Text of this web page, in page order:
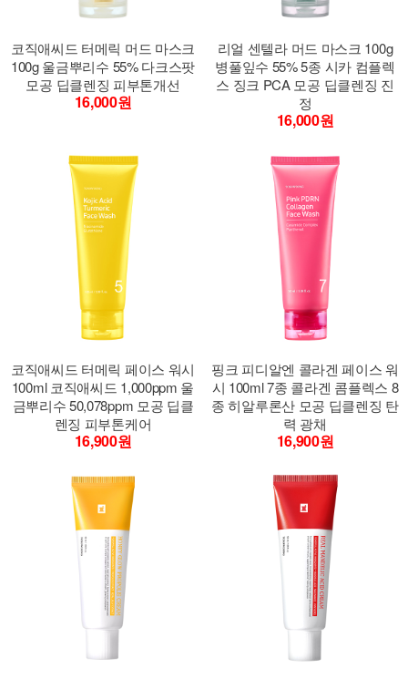
코직애씨드 터메릭 머드 마스크
100g 울금뿌리수 55% 다크스팟
모공 딥클렌징 피부톤개선
16,000원
리얼 센텔라 머드 마스크 100g
병풀잎수 55% 5종 시카 컴플렉
스 징크 PCA 모공 딥클렌징 진
정
16,000원
코직애씨드 터메릭 페이스 워시
100ml 코직애씨드 1,000ppm 울
금뿌리수 50,078ppm 모공 딥클
렌징 피부톤케어
16,900원
핑크 피디알엔 콜라겐 페이스 워
시 100ml 7종 콜라겐 콤플렉스 8
종 히알루론산 모공 딥클렌징 탄
력 광채
16,900원